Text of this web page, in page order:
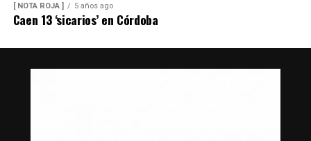
[ NOTA ROJA ] 5 años ago
Caen 13 ‘sicarios’ en Córdoba